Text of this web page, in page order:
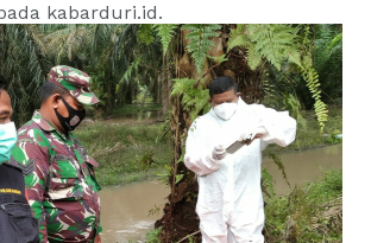
kabarduri.id.